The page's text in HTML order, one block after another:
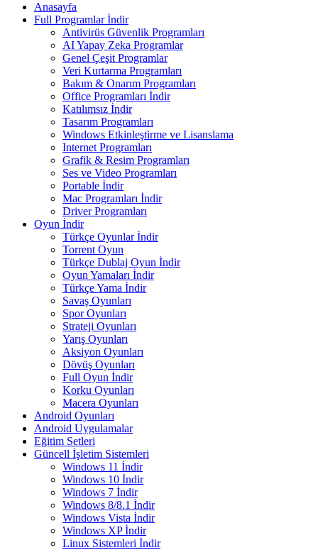
Anasayfa
Full Programlar İndir
Antivirüs Güvenlik Programları
AI Yapay Zeka Programlar
Genel Çeşit Programlar
Veri Kurtarma Programları
Bakım & Onarım Programları
Office Programları İndir
Katılımsız İndir
Tasarım Programları
Windows Etkinleştirme ve Lisanslama
Internet Programları
Grafik & Resim Programları
Ses ve Video Programları
Portable İndir
Mac Programları İndir
Driver Programları
Oyun İndir
Türkçe Oyunlar İndir
Torrent Oyun
Türkçe Dublaj Oyun İndir
Oyun Yamaları İndir
Türkçe Yama İndir
Savaş Oyunları
Spor Oyunları
Strateji Oyunları
Yarış Oyunları
Aksiyon Oyunları
Dövüş Oyunları
Full Oyun İndir
Korku Oyunları
Macera Oyunları
Android Oyunları
Android Uygulamalar
Eğitim Setleri
Güncell İşletim Sistemleri
Windows 11 İndir
Windows 10 İndir
Windows 7 İndir
Windows 8/8.1 İndir
Windows Vista İndir
Windows XP İndir
Linux Sistemleri İndir